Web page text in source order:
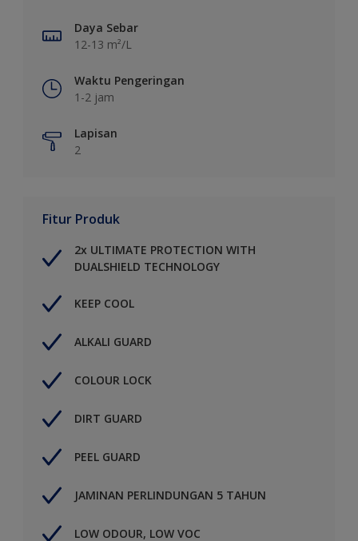
Daya Sebar
12-13 m²/L
Waktu Pengeringan
1-2 jam
Lapisan
2
Fitur Produk
2x ULTIMATE PROTECTION WITH
DUALSHIELD TECHNOLOGY
KEEP COOL
ALKALI GUARD
COLOUR LOCK
DIRT GUARD
PEEL GUARD
JAMINAN PERLINDUNGAN 5 TAHUN
LOW ODOUR, LOW VOC